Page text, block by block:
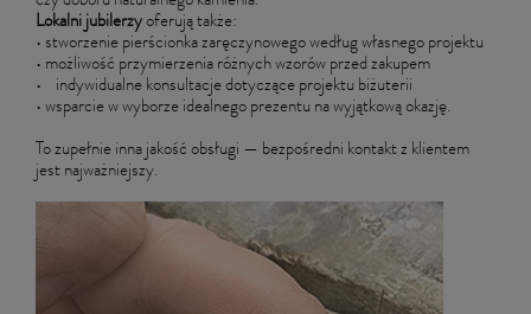
Lokalni jubilerzy oferują także:
• stworzenie pierścionka zaręczynowego według własnego projektu
• możliwość przymierzenia różnych wzorów przed zakupem
• indywidualne konsultacje dotyczące projektu biżuterii
• wsparcie w wyborze idealnego prezentu na wyjątkową okazję.
To zupełnie inna jakość obsługi — bezpośredni kontakt z klientem
jest najważniejszy.